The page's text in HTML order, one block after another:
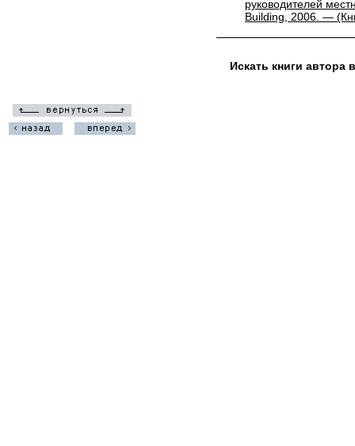
руководителей
Building, 2006. —
Искать книги автора